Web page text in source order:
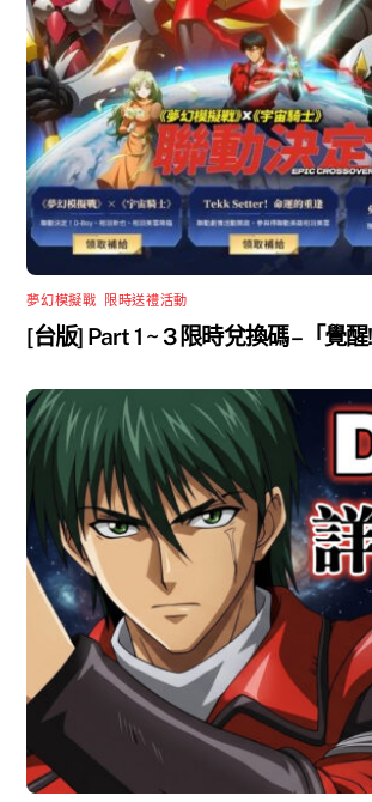
夢幻模擬戰 限時送禮活動
[台版] Part 1 ~ 3 限時兌換碼 –「覺醒